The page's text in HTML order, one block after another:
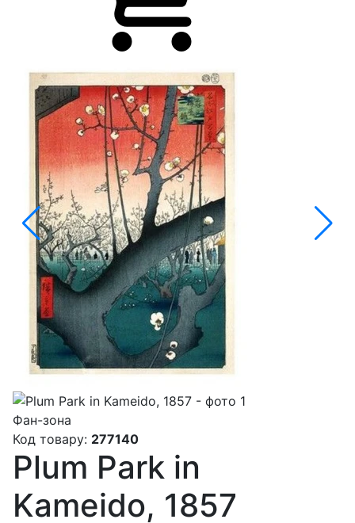
Фан-зона
Код товару: 277140
Plum Park in
Kameido, 1857